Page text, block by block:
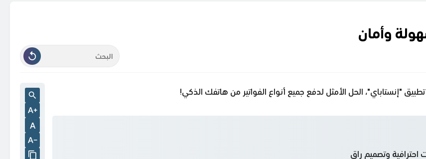
وأمان
"إنستاباي"، الحل الأمثل لدفع جميع أنواع الفواتير من هاتفك الذكي!
A